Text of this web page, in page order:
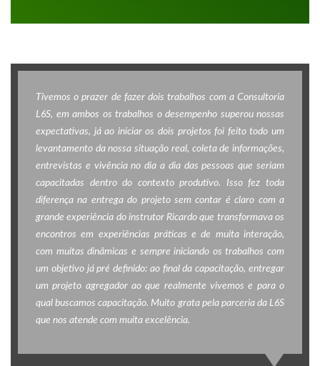
Tivemos o prazer de fazer dois trabalhos com a Consultoria
L6S, em ambos os trabalhos o desempenho superou nossas
expectativas, já ao iniciar os dois projetos foi feito todo um
levantamento da nossa situação real, coleta de informações,
entrevistas e vivência no dia a dia das pessoas que seriam
capacitadas dentro do contexto produtivo. Isso fez toda
diferença na entrega do projeto sem contar é claro com a
grande experiência do instrutor Ricardo que transformava os
encontros em experiências práticas e de muita interação,
com muitas dinâmicas e sempre iniciando os trabalhos com
um objetivo já pré definido: ao final da capacitação, entregar
um projeto agregador ao que realmente vivemos e para o
qual buscamos capacitação. Muito grata pela parceria da L6S
que nos atende com muita excelência.